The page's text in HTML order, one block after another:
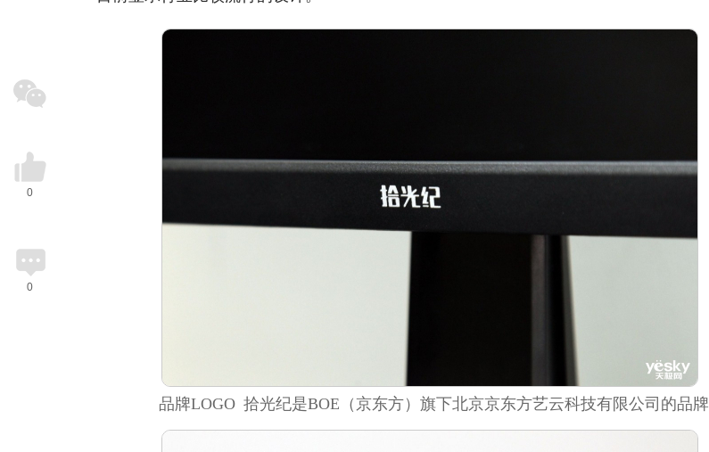
品牌LOGO 拾光纪是BOE（京东方）旗下北京京东方艺云科技有限公司的品牌
0
0